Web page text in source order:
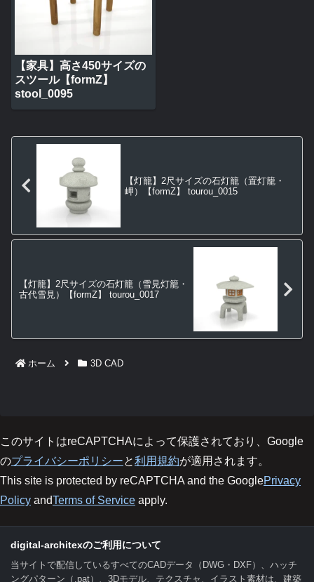
【家具】高さ450サイズの
スツール【formZ】
stool_0095
【灯籠】2尺サイズの石灯籠（置灯籠・
岬）【formZ】 tourou_0015
【灯籠】2尺サイズの石灯籠（雪見灯籠・
古代雪見）【formZ】 tourou_0017
ホーム 3D CAD
このサイトはreCAPTCHAによって保護されており、Google
のプライバシーポリシーと利用規約が適用されます。
This site is protected by reCAPTCHA and the GooglePrivacy
Policy andTerms of Service apply.
digital-architexのご利用について
当サイトで配信しているすべてのCADデータ（DWG・DXF）、ハッチ
ングパターン（.pat）、3Dモデル、テクスチャ、イラスト素材は、建築